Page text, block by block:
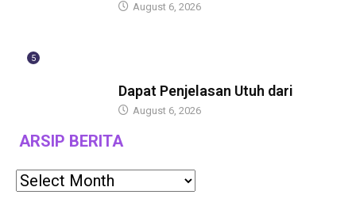
August 6, 2026
5
Dapat Penjelasan Utuh dari
August 6, 2026
ARSIP BERITA